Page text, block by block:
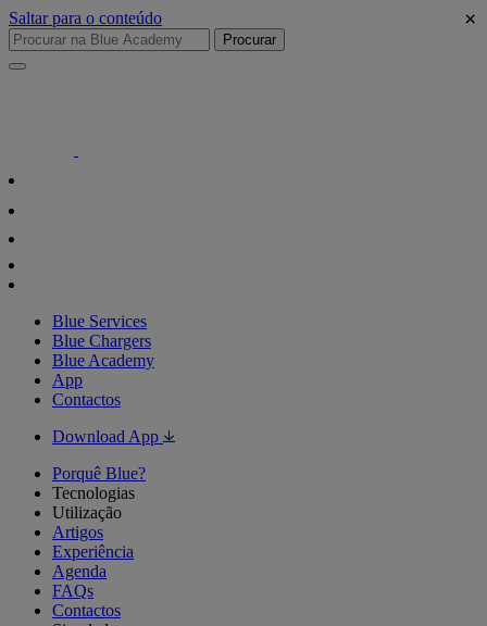
Saltar para o conteúdo
Procurar
Blue Services
Blue Chargers
Blue Academy
App
Contactos
Download App
Porquê Blue?
Tecnologias
Utilização
Artigos
Experiência
Agenda
FAQs
Contactos
×